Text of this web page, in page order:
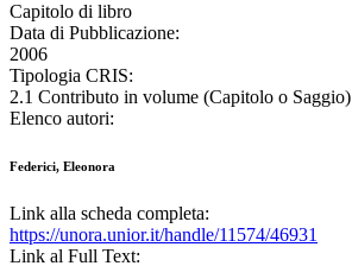
Capitolo di libro
Data di Pubblicazione:
2006
Tipologia CRIS:
2.1 Contributo in volume (Capitolo o Saggio)
Elenco autori:
Federici, Eleonora
Link alla scheda completa:
https://unora.unior.it/handle/11574/46931
Link al Full Text: